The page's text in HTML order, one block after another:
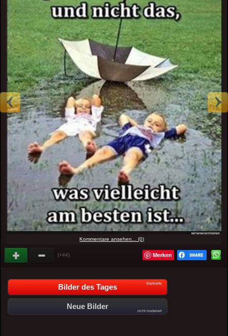
Kommentare ansehen... (0)
(+44) Merken
Bilder des Tages Startseite
Neue Bilder
nicht moderiert